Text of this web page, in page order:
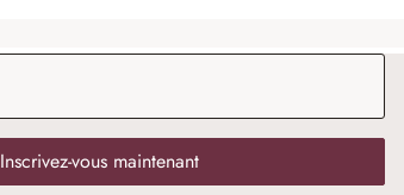
Inscrivez-vous maintenant